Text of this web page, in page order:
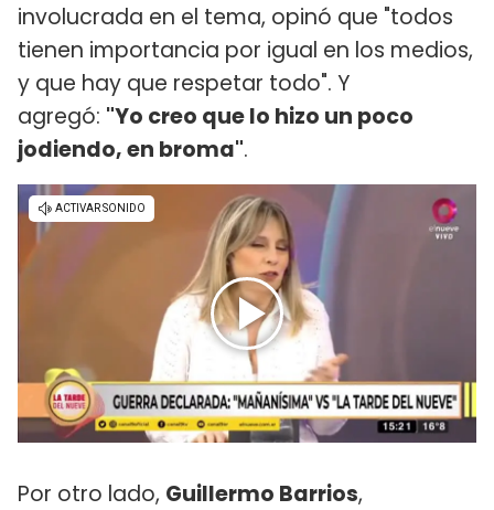
involucrada en el tema, opinó que "todos
tienen importancia por igual en los medios,
y que hay que respetar todo". Y
agregó: "Yo creo que lo hizo un poco
jodiendo, en broma".
Por otro lado, Guillermo Barrios,